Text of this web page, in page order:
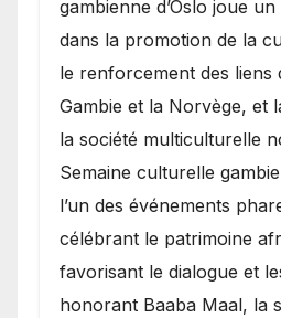
gambienne d’Oslo joue
dans la promotion de la
le renforcement des liens
Gambie et la Norvège, et
la société multiculturelle
Semaine culturelle
l’un des événements
célébrant le patrimoine
favorisant le dialogue et
honorant Baaba Maal, la